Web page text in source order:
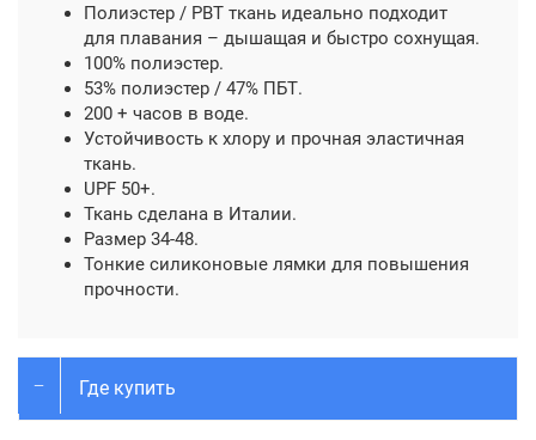
Полиэстер / PBT ткань идеально подходит
для плавания – дышащая и быстро сохнущая.
100% полиэстер.
53% полиэстер / 47% ПБТ.
200 + часов в воде.
Устойчивость к хлору и прочная эластичная
ткань.
UPF 50+.
Ткань сделана в Италии.
Размер 34-48.
Тонкие силиконовые лямки для повышения
прочности.
Где купить